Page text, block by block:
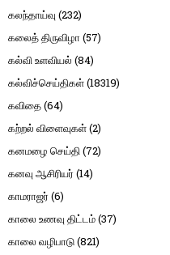
கலந்தாய்வு (232)
கலைத் திருவிழா (57)
கல்வி உளவியல் (84)
கல்விச்செய்திகள்(18319)
கவிதை(64)
கற்றல் விளைவுகள்(2)
கனமழை செய்தி(72)
கனவு ஆசிரியர் (14)
காமராஜர் (6)
காலை உணவு திட்டம்(37)
காலை வழிபாடு(821)